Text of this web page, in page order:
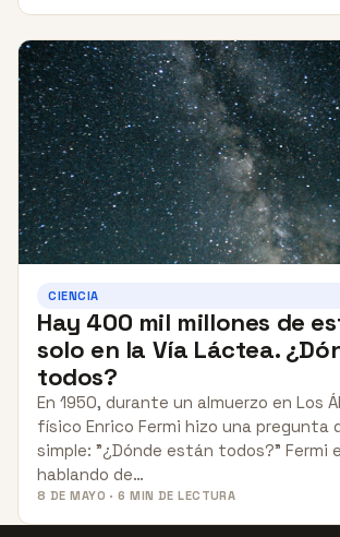
CIENCIA
Hay 400 mil millones de
solo en la Vía Láctea.
todos?
En 1950, durante un almuerzo en Los
físico Enrico Fermi hizo una pregunta
simple: "¿Dónde están todos?" Fermi
hablando de…
8 DE MAYO · 6 MIN DE LECTURA